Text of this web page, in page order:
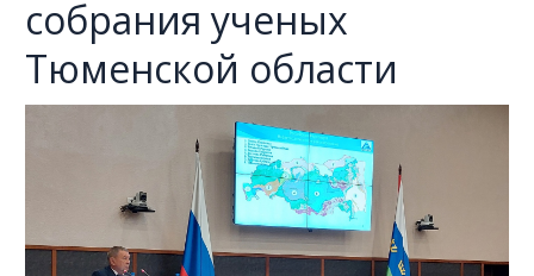
собрания ученых
Тюменской области